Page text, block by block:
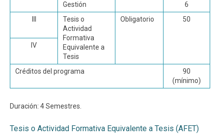
Gestión
6
Tesis o
Actividad
Formativa
Equivalente a
Tesis
Obligatorio 50
IV
Créditos del programa
90
(mínimo)
Duración: 4 Semestres.
Tesis o Actividad Formativa Equivalente a Tesis (AFET)